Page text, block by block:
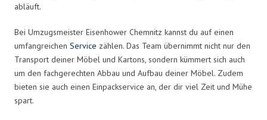
abläuft.
Bei Umzugsmeister Eisenhower Chemnitz kannst du auf einen
umfangreichen Service zählen. Das Team übernimmt nicht nur den
Transport deiner Möbel und Kartons, sondern kümmert sich auch
um den fachgerechten Abbau und Aufbau deiner Möbel. Zudem
bieten sie auch einen Einpackservice an, der dir viel Zeit und Mühe
spart.